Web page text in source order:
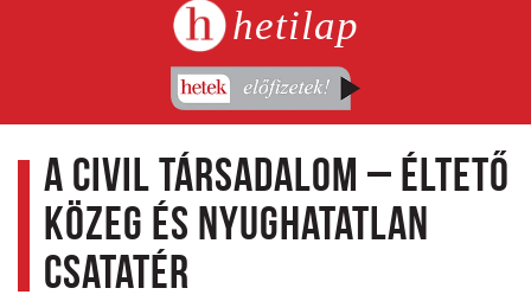
hetilap
A civil társadalom – éltető
közeg és nyughatatlan
csatatér